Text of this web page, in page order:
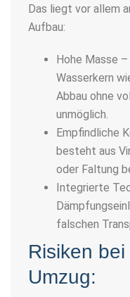
Das liegt vor allem
Aufbau:
Hohe Masse
Wasserkern
Abbau ohne
unmöglich.
Empfindliche
besteht aus
oder Faltung
Integrierte
falschen
Risiken
Umzug: